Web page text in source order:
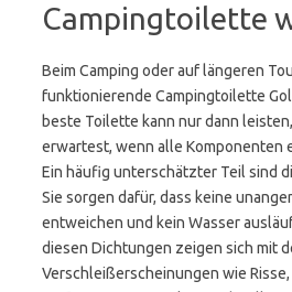
Campingtoilette
Beim Camping oder auf längeren
funktionierende Campingtoilette
beste Toilette kann nur dann
erwartest, wenn alle Komponenten
Ein häufig unterschätzter Teil sind
Sie sorgen dafür, dass keine
entweichen und kein Wasser
diesen Dichtungen zeigen sich mit
Verschleißerscheinungen wie